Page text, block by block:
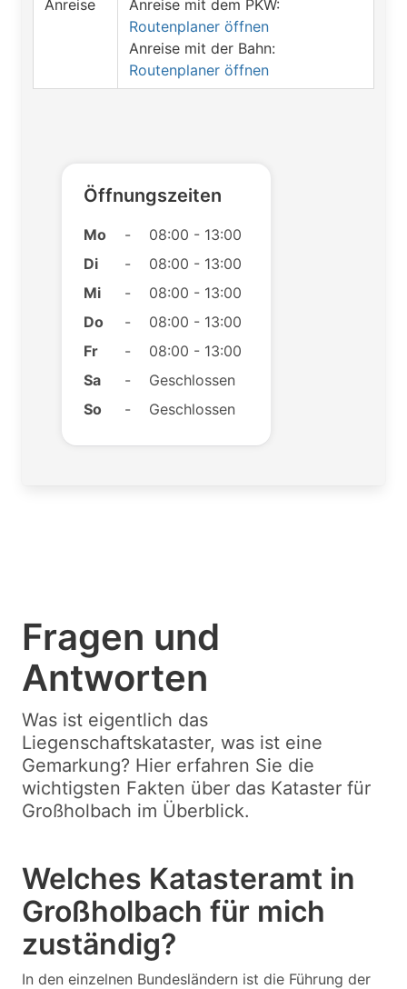
Anreise
Anreise mit dem PKW:
Routenplaner öffnen
Anreise mit der Bahn:
Routenplaner öffnen
Öffnungszeiten
Mo -
08:00 - 13:00
Di
-
08:00 - 13:00
Mi
-
08:00 - 13:00
Do
-
08:00 - 13:00
Fr
-
08:00 - 13:00
Sa
-
Geschlossen
So
- Geschlossen
Fragen und
Antworten
Was ist eigentlich das
Liegenschaftskataster, was ist eine
Gemarkung? Hier erfahren Sie die
wichtigsten Fakten über das Kataster für
Großholbach im Überblick.
Welches Katasteramt in
Großholbach für mich
zuständig?
In den einzelnen Bundesländern ist die Führung der